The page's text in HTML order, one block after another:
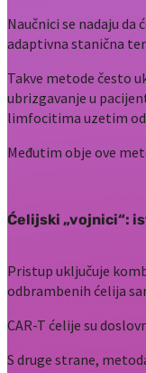
Naučnici se nadaju
adaptivna stanična
Takve metode često
ubrizgavanje u
limfocitima uzetim
Međutim obje ove
Ćelijski „vojnici“:
Pristup uključuje
odbrambenih ćelija
CAR-T ćelije su
S druge strane,